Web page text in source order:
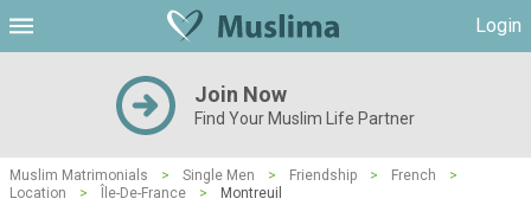
Login
Join Now
Find Your Muslim Life Partner
Muslim Matrimonials > Single Men > Friendship > French
>
Location
> Île-De-France > Montreuil